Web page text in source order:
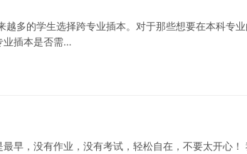
多的学生选择跨专业插本。对于那些想要在本科专
业插本是否需…
早，没有作业，没有考试，轻松自在，不要太开心！